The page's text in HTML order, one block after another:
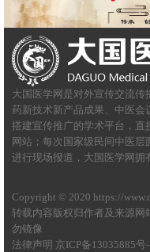
大国医学网是对外宣传交流
药新技术新产品成果、中医会
搭建宣传推广的学术平台，直
网站；每次国家级民间中医
进行现场报道，大国医学网拥
Copyright © 2020 https://
转载内容版权归作者及来源网
勿镜像
法律声明 京ICP备13035885号